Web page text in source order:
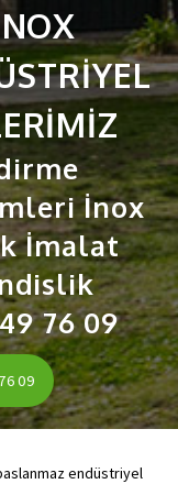
i
g
a
t
n
İnox
İmalat
76 09
09
endüstriyel